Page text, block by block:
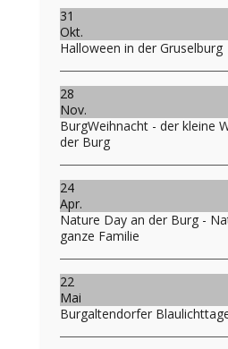
31
Okt.
Halloween in der Gruselburg
28
Nov.
BurgWeihnacht - der kleine
der Burg
24
Apr.
Nature Day an der Burg -
ganze Familie
22
Mai
Burgaltendorfer